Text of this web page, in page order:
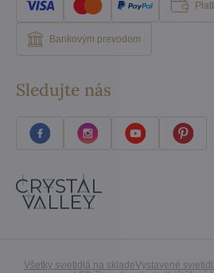
Bankovým prevodom
Sledujte nás
Všetky svietidlá na skladeVystavené